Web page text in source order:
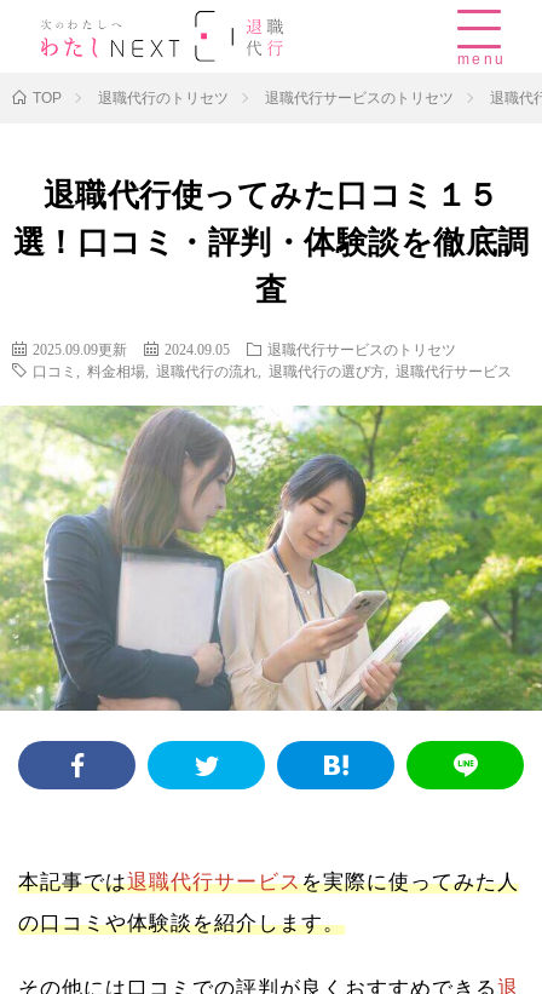
menu
TOP 退職代行のトリセツ 退職代行サービスのトリセツ 退職代
退職代行使ってみた口コミ１５
選！口コミ・評判・体験談を徹底調
査
2025.09.09更新 2024.09.05
退職代行サービスのトリセツ
口コミ
料金相場 退職代行の流れ 退職代行の選び方 退職代行サービス
本記事では退職代行サービスを実際に使ってみた人
の口コミや体験談を紹介します。
その他には口コミでの評判が良くおすすめできる退